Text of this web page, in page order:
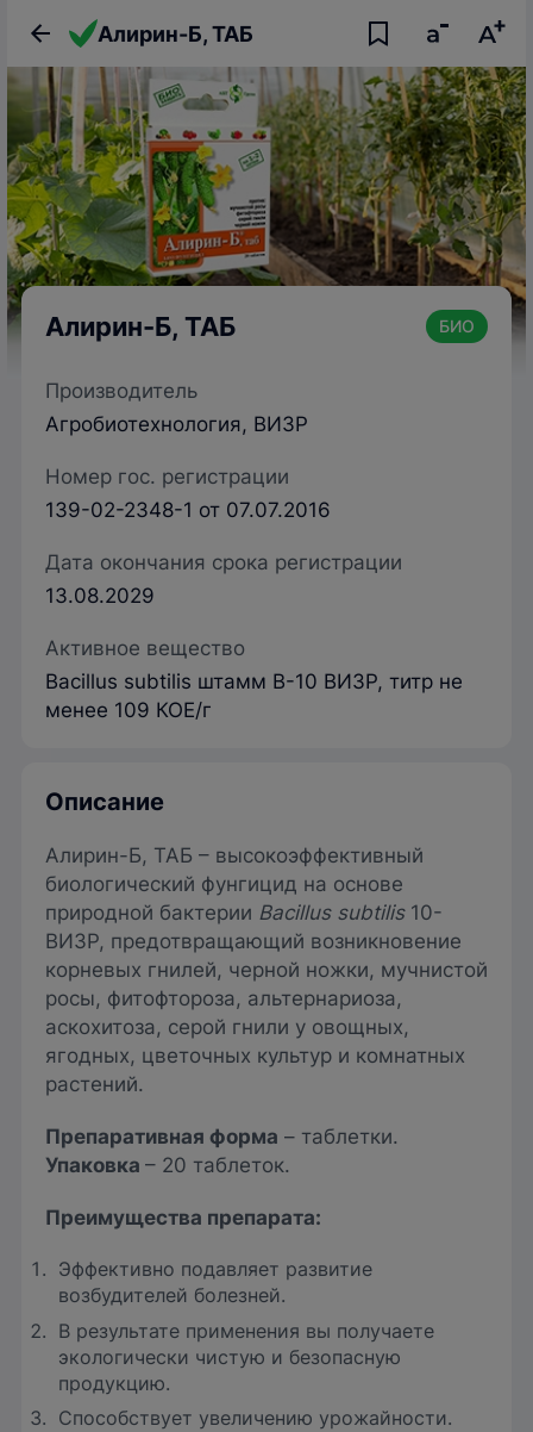
Алирин-Б, ТАБ
Алирин-Б, ТАБ БИО
Производитель
Агробиотехнология, ВИЗР
Номер гос. регистрации
139-02-2348-1 от 07.07.2016
Дата окончания срока регистрации
13.08.2029
Активное вещество
Bacillus subtilis штамм В-10 ВИЗР, титр не
менее 109 КОЕ/г
Описание
Алирин-Б, ТАБ – высокоэффективный
биологический фунгицид на основе
природной бактерии Bacillus subtilis10-
ВИЗР, предотвращающий возникновение
корневых гнилей, черной ножки, мучнистой
росы, фитофтороза, альтернариоза,
аскохитоза, серой гнили у овощных,
ягодных, цветочных культур и комнатных
растений.
Препаративная форма – таблетки.
Упаковка – 20 таблеток.
Преимущества препарата:
Эффективно подавляет развитие
возбудителей болезней.
В результате применения вы получаете
экологически чистую и безопасную
продукцию.
Способствует увеличению урожайности.